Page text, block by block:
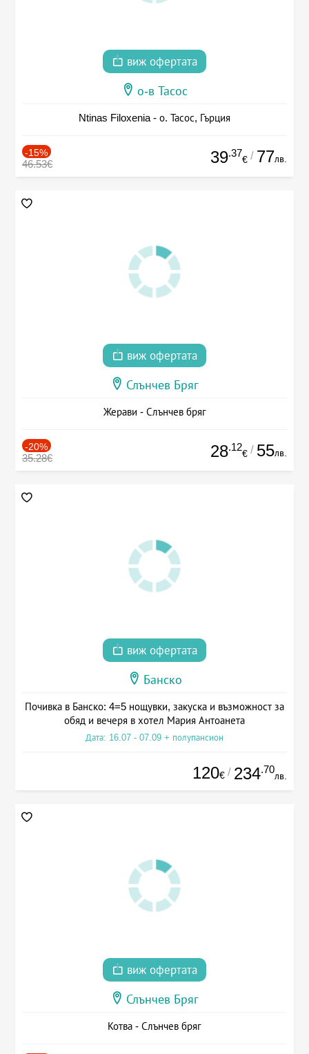
виж офертата
о-в Тасос
Ntinas Filoxenia - о. Тасос, Гърция
-15%
46.53€ 39.37
€ / 77лв.
виж офертата
Слънчев Бряг
Жерави - Слънчев бряг
-20%
35.28€ 28.12
€ / 55лв.
виж офертата
Банско
Почивка в Банско: 4=5 нощувки, закуска и възможност за
обяд и вечеря в хотел Мария Антоанета
Дата: 16.07 - 07.09 + полупансион
120€ / 234.70
лв.
виж офертата
Слънчев Бряг
Котва - Слънчев бряг